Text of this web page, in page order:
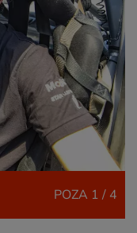
POZA 1 / 4